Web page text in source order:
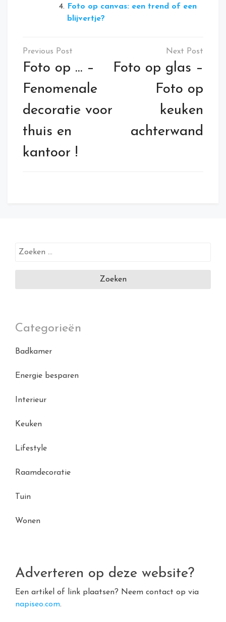
Foto op canvas: een trend of een
blijvertje?
Bericht
navigatie
Foto op … –
Fenomenale
decoratie voor
thuis en
kantoor !
Foto op glas –
Foto op
keuken
achterwand
Zoeken
Categorieën
Badkamer
Energie besparen
Interieur
Keuken
Lifestyle
Raamdecoratie
Tuin
Wonen
Adverteren op deze website?
Een artikel of link plaatsen? Neem contact op via
napiseo.com.